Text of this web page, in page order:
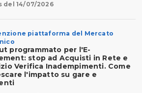
del 14/07/2026
piattaforma del Mercato
programmato per l'E-
stop ad Acquisti in Rete e
Verifica Inadempimenti. Come
l'impatto su gare e